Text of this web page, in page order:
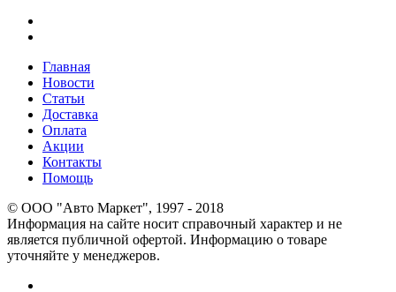
Главная
Новости
Статьи
Доставка
Оплата
Акции
Контакты
Помощь
© OOO "Авто Маркет", 1997 - 2018
Информация на сайте носит справочный характер и не
является публичной офертой. Информацию о товаре
уточняйте у менеджеров.